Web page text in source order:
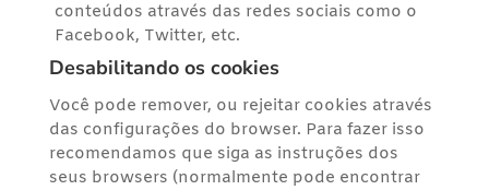
conteúdos através das redes sociais como o
Facebook, Twitter, etc.
Desabilitando os cookies
Você pode remover, ou rejeitar cookies através
das configurações do browser. Para fazer isso
recomendamos que siga as instruções dos
seus browsers (normalmente pode encontrar